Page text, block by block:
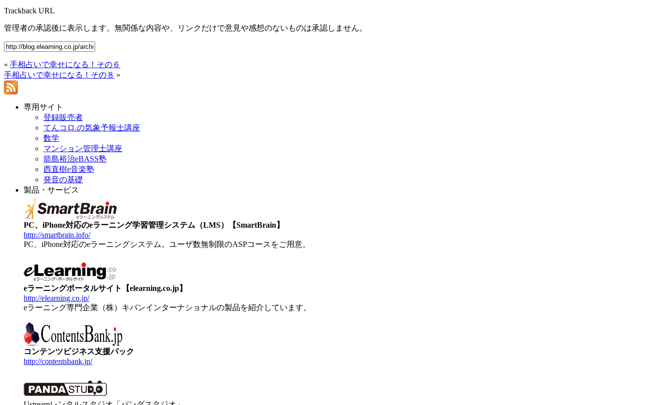
Trackback URL
管理者の承認後に表示します。無関係な内容や、リンクだけで意見や感想のないものは承認しません。
« 手相占いで幸せになる！その６
手相占いで幸せになる！その８ »
専用サイト
登録販売者
てんコロ.の気象予報士講座
数学
マンション管理士講座
箭島裕治eBASS塾
西直樹e音楽塾
発音の基礎
製品・サービス
PC、iPhone対応のeラーニング学習管理システム（LMS）【SmartBrain】
http://smartbrain.info/
PC、iPhone対応のeラーニングシステム。ユーザ数無制限のASPコースをご用意。
eラーニングポータルサイト【elearning.co.jp】
http://elearning.co.jp/
eラーニング専門企業（株）キバンインターナショナルの製品を紹介しています。
コンテンツビジネス支援パック
http://contentsbank.jp/